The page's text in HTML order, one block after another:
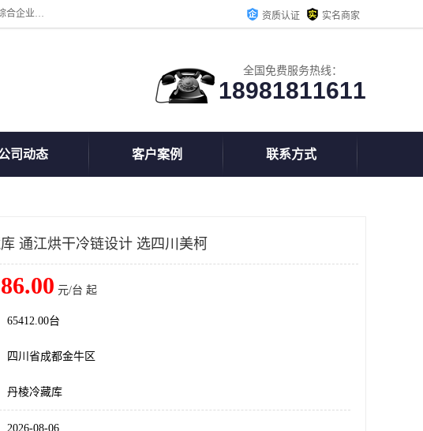
四川美柯冷冻库安装工程有限公司一家以冷库机组、冷库设备、冷库设计、冷冻库设备销售、冷库安装、冻库安装价格及技术服务为一体的综合企业，咨询热线：同等设备材料优惠10% 。公司各种类型安装组合式冷库、冷冻库、冷藏库、气调保鲜库、并提供成套设备供应、安装与调试、维护与维修、技术咨询、操作维修人员技术培训等 资质认证 实名商家
全国免费服务热线：
18981811611
司动态 客户案例 联系方式
通江烘干冷链设计 选四川美柯
元/台 起
65412.00台
四川省成都金牛区
丹棱冷藏库
2026-08-06